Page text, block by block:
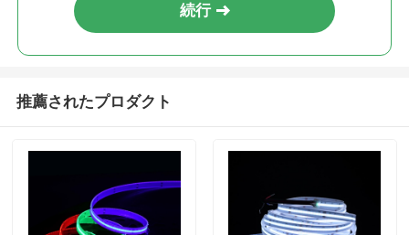
続行
推薦されたプロダクト